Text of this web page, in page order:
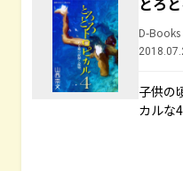
D-Books
子供の
カルな